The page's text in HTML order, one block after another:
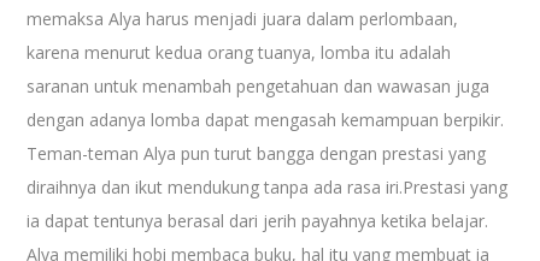
memaksa Alya harus menjadi juara dalam perlombaan,
karena menurut kedua orang tuanya, lomba itu adalah
saranan untuk menambah pengetahuan dan wawasan juga
dengan adanya lomba dapat mengasah kemampuan berpikir.
Teman-teman Alya pun turut bangga dengan prestasi yang
diraihnya dan ikut mendukung tanpa ada rasa iri.Prestasi yang
ia dapat tentunya berasal dari jerih payahnya ketika belajar.
Alya memiliki hobi membaca buku, hal itu yang membuat ia